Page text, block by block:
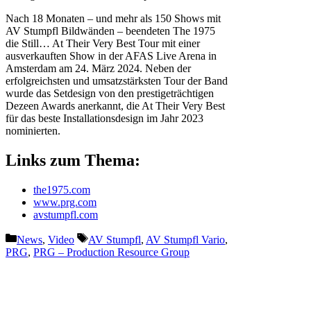
Nach 18 Monaten – und mehr als 150 Shows mit
AV Stumpfl Bildwänden – beendeten The 1975
die Still… At Their Very Best Tour mit einer
ausverkauften Show in der AFAS Live Arena in
Amsterdam am 24. März 2024. Neben der
erfolgreichsten und umsatzstärksten Tour der Band
wurde das Setdesign von den prestigeträchtigen
Dezeen Awards anerkannt, die At Their Very Best
für das beste Installationsdesign im Jahr 2023
nominierten.
Links zum Thema:
the1975.com
www.prg.com
avstumpfl.com
Kategorien
News, Video Schlagwörter
AV Stumpfl, AV Stumpfl Vario,
PRG, PRG – Production Resource Group